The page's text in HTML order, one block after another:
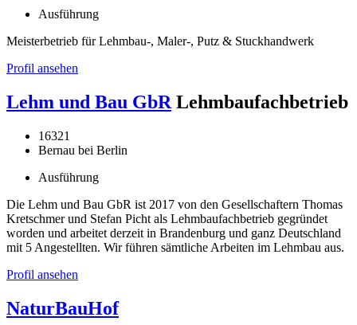
Ausführung
Meisterbetrieb für Lehmbau-, Maler-, Putz & Stuckhandwerk
Profil ansehen
Lehm und Bau GbR Lehmbaufachbetrieb
16321
Bernau bei Berlin
Ausführung
Die Lehm und Bau GbR ist 2017 von den Gesellschaftern Thomas
Kretschmer und Stefan Picht als Lehmbaufachbetrieb gegründet
worden und arbeitet derzeit in Brandenburg und ganz Deutschland
mit 5 Angestellten. Wir führen sämtliche Arbeiten im Lehmbau aus.
Profil ansehen
NaturBauHof